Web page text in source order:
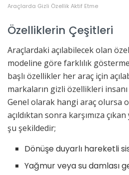
Araçlarda Gizli Özellik Aktif Etme
Özelliklerin Çeşitleri
Araçlardaki açılabilecek olan
modeline göre farklılık
başlı özellikler her araç için
markaların gizli özellikleri
Genel olarak hangi araç olursa
açıldıktan sonra karşımıza
şu şekildedir;
Dönüşe duyarlı hareketli
Yağmur veya su damlası